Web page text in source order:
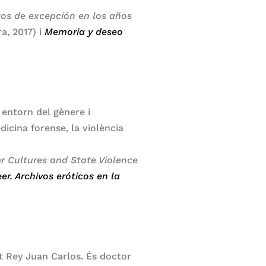
de excepción en los años
2017) i Memoria y deseo
del gènere i
forense, la violència
Cultures and State Violence
Archivos eróticos en la
Juan Carlos. És doctor